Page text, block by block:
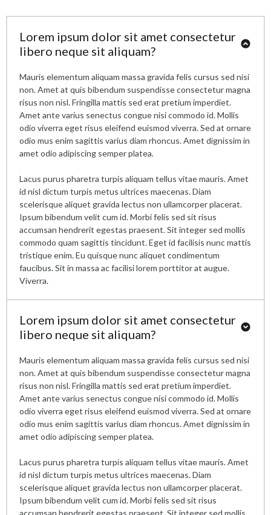
Lorem ipsum dolor sit amet consectetur
libero neque sit aliquam?
Mauris elementum aliquam massa gravida felis cursus sed nisi
non. Amet at quis bibendum suspendisse consectetur magna
risus non nisl. Fringilla mattis sed erat pretium imperdiet.
Amet ante varius senectus congue nisi commodo id. Mollis
odio viverra eget risus eleifend euismod viverra. Sed at ornare
odio mus enim sagittis varius diam rhoncus. Amet dignissim in
amet odio adipiscing semper platea.
Lacus purus pharetra turpis aliquam tellus vitae mauris. Amet
id nisl dictum turpis metus ultrices maecenas. Diam
scelerisque aliquet gravida lectus non ullamcorper placerat.
Ipsum bibendum velit cum id. Morbi felis sed sit risus
accumsan hendrerit egestas praesent. Sit integer sed mollis
commodo quam sagittis tincidunt. Eget id facilisis nunc mattis
tristique enim. Eu quisque nunc aliquet condimentum
faucibus. Sit in massa ac facilisi lorem porttitor at augue.
Viverra.
Lorem ipsum dolor sit amet consectetur
libero neque sit aliquam?
Mauris elementum aliquam massa gravida felis cursus sed nisi
non. Amet at quis bibendum suspendisse consectetur magna
risus non nisl. Fringilla mattis sed erat pretium imperdiet.
Amet ante varius senectus congue nisi commodo id. Mollis
odio viverra eget risus eleifend euismod viverra. Sed at ornare
odio mus enim sagittis varius diam rhoncus. Amet dignissim in
amet odio adipiscing semper platea.
Lacus purus pharetra turpis aliquam tellus vitae mauris. Amet
id nisl dictum turpis metus ultrices maecenas. Diam
scelerisque aliquet gravida lectus non ullamcorper placerat.
Ipsum bibendum velit cum id. Morbi felis sed sit risus
accumsan hendrerit egestas praesent. Sit integer sed mollis